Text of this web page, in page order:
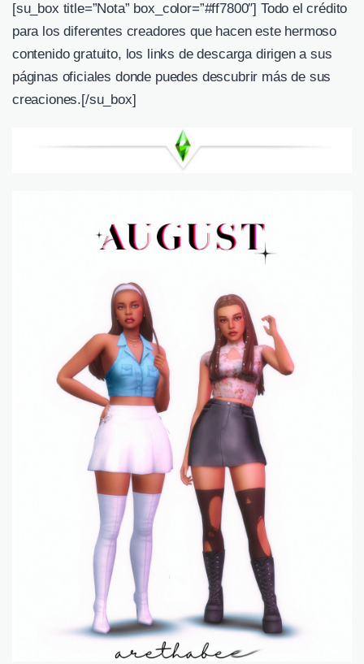
[su_box title=”Nota” box_color=”#ff7800″] Todo el crédito
para los diferentes creadores que hacen este hermoso
contenido gratuito, los links de descarga dirigen a sus
páginas oficiales donde puedes descubrir más de sus
creaciones.[/su_box]